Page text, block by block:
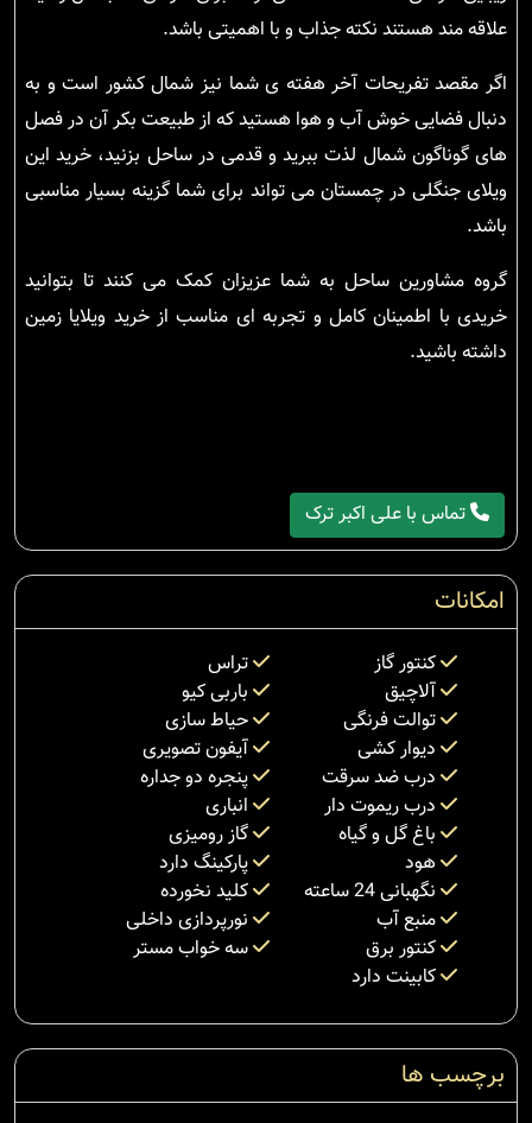
علاقه مند هستند نکته جذاب و با اهمیتی باشد.
اگر مقصد تفریحات آخر هفته ی شما نیز شمال کشور است و به
دنبال فضایی خوش آب و هوا هستید که از طبیعت بکر آن در فصل
های گوناگون شمال لذت ببرید و قدمی در ساحل بزنید، خرید این
ویلای جنگلی در چمستان می تواند برای شما گزینه بسیار مناسبی
باشد.
گروه مشاورین ساحل به شما عزیزان کمک می کنند تا بتوانید
خریدی با اطمینان کامل و تجربه ای مناسب از خرید ویلایا زمین
داشته باشید.
تماس با علی اکبر ترک
امکانات
کنتور گاز
تراس
آلاچیق
باربی کیو
توالت فرنگی
حیاط سازی
دیوار کشی
آیفون تصویری
درب ضد سرقت
پنجره دو جداره
درب ریموت دار
انباری
باغ گل و گیاه
گاز رومیزی
هود
پارکینگ دارد
نگهبانی 24 ساعته
کلید نخورده
منبع آب
نورپردازی داخلی
کنتور برق
سه خواب مستر
کابینت دارد
برچسب ها